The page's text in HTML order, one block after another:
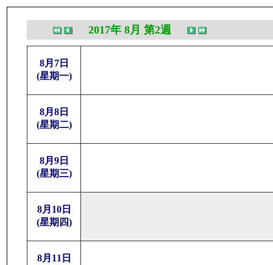
2017年 8月 第2週
8月7日
(星期一)
8月8日
(星期二)
8月9日
(星期三)
8月10日
(星期四)
8月11日